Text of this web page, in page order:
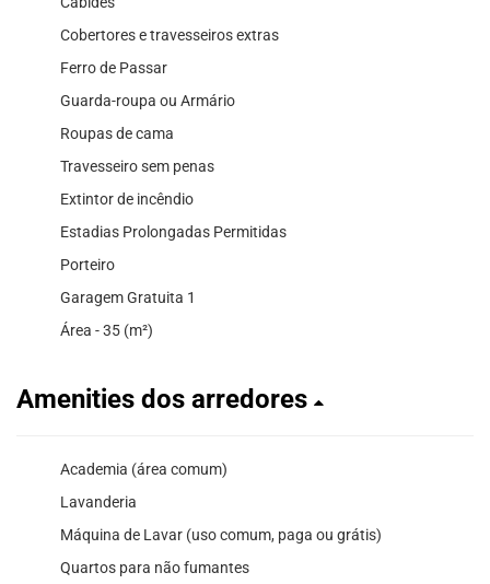
Cobertores e travesseiros extras
Ferro de Passar
Guarda-roupa ou Armário
Roupas de cama
Travesseiro sem penas
Extintor de incêndio
Estadias Prolongadas Permitidas
Porteiro
Garagem Gratuita 1
Área - 35 (m²)
Amenities dos arredores
Academia (área comum)
Lavanderia
Máquina de Lavar (uso comum, paga ou grátis)
Quartos para não fumantes